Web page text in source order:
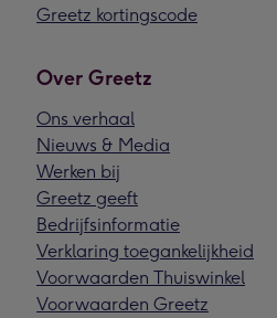
Greetz kortingscode
Over Greetz
Ons verhaal
Nieuws & Media
Werken bij
Greetz geeft
Bedrijfsinformatie
Verklaring toegankelijkheid
Voorwaarden Thuiswinkel
Voorwaarden Greetz